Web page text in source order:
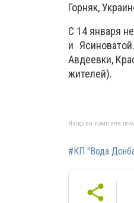
Горняк,
С 14 января
и
Авдеевки,
жителей).
Якщо ви помітили
#КП "Вода